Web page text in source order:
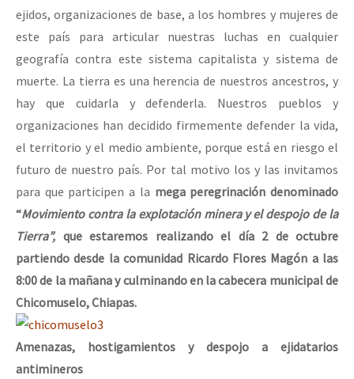
ejidos, organizaciones de base, a los hombres y mujeres de
este país para articular nuestras luchas en cualquier
geografía contra este sistema capitalista y sistema de
muerte. La tierra es una herencia de nuestros ancestros, y
hay que cuidarla y defenderla. Nuestros pueblos y
organizaciones han decidido firmemente defender la vida,
el territorio y el medio ambiente, porque está en riesgo el
futuro de nuestro país. Por tal motivo los y las invitamos
para que participen a la mega peregrinación denominado
“Movimiento contra la explotación minera y el despojo de la
Tierra”, que estaremos realizando el día 2 de octubre
partiendo desde la comunidad Ricardo Flores Magón a las
8:00 de la mañana y culminando en la cabecera municipal de
Chicomuselo, Chiapas.
Amenazas, hostigamientos y despojo a ejidatarios
antimineros